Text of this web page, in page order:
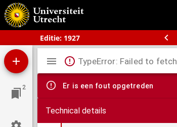
Editie: 1927
Schoolatlas der geheele aarde
2
Mirador
viewer
TypeError: Failed to fetch
Er is een fout opgetreden
Technical details